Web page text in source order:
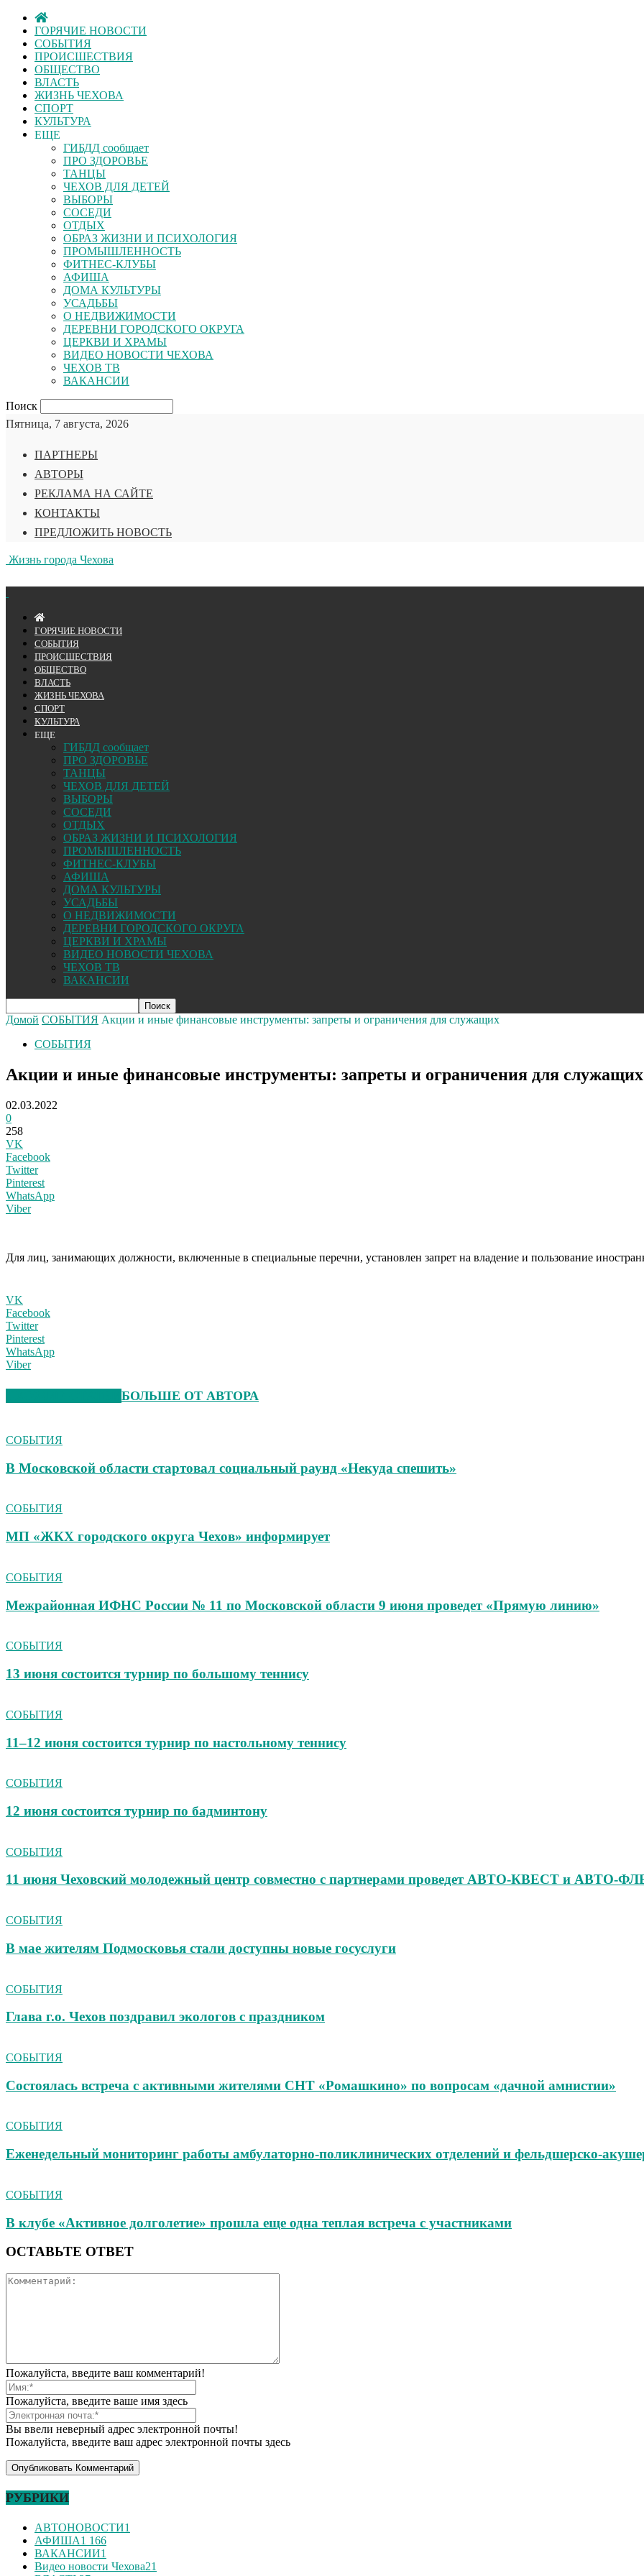
ГОРЯЧИЕ НОВОСТИ
СОБЫТИЯ
ПРОИСШЕСТВИЯ
ОБЩЕСТВО
ВЛАСТЬ
ЖИЗНЬ ЧЕХОВА
СПОРТ
КУЛЬТУРА
ЕЩЕ
ГИБДД сообщает
ПРО ЗДОРОВЬЕ
ТАНЦЫ
ЧЕХОВ ДЛЯ ДЕТЕЙ
ВЫБОРЫ
СОСЕДИ
ОТДЫХ
ОБРАЗ ЖИЗНИ И ПСИХОЛОГИЯ
ПРОМЫШЛЕННОСТЬ
ФИТНЕС-КЛУБЫ
АФИША
ДОМА КУЛЬТУРЫ
УСАДЬБЫ
О НЕДВИЖИМОСТИ
ДЕРЕВНИ ГОРОДСКОГО ОКРУГА
ЦЕРКВИ И ХРАМЫ
ВИДЕО НОВОСТИ ЧЕХОВА
ЧЕХОВ ТВ
ВАКАНСИИ
Поиск
Пятница, 7 августа, 2026
ПАРТНЕРЫ
АВТОРЫ
РЕКЛАМА НА САЙТЕ
КОНТАКТЫ
ПРЕДЛОЖИТЬ НОВОСТЬ
Жизнь города Чехова
ГОРЯЧИЕ НОВОСТИ
СОБЫТИЯ
ПРОИСШЕСТВИЯ
ОБЩЕСТВО
ВЛАСТЬ
ЖИЗНЬ ЧЕХОВА
СПОРТ
КУЛЬТУРА
ЕЩЕ
ГИБДД сообщает
ПРО ЗДОРОВЬЕ
ТАНЦЫ
ЧЕХОВ ДЛЯ ДЕТЕЙ
ВЫБОРЫ
СОСЕДИ
ОТДЫХ
ОБРАЗ ЖИЗНИ И ПСИХОЛОГИЯ
ПРОМЫШЛЕННОСТЬ
ФИТНЕС-КЛУБЫ
АФИША
ДОМА КУЛЬТУРЫ
УСАДЬБЫ
О НЕДВИЖИМОСТИ
ДЕРЕВНИ ГОРОДСКОГО ОКРУГА
ЦЕРКВИ И ХРАМЫ
ВИДЕО НОВОСТИ ЧЕХОВА
ЧЕХОВ ТВ
ВАКАНСИИ
Домой СОБЫТИЯ Акции и иные финансовые инструменты: запреты и ограничения для служащих
СОБЫТИЯ
Акции и иные финансовые инструменты: запреты и ограничения для служащих
02.03.2022
0
258
VK
Facebook
Twitter
Pinterest
WhatsApp
Viber
Для лиц, занимающих должности, включенные в специальные перечни, установлен запрет на владение и пользование
VK
Facebook
Twitter
Pinterest
WhatsApp
Viber
БОЛЬШЕ ОТ АВТОРА
СОБЫТИЯ
В Московской области стартовал социальный раунд «Некуда спешить»
СОБЫТИЯ
МП «ЖКХ городского округа Чехов» информирует
СОБЫТИЯ
Межрайонная ИФНС России № 11 по Московской области 9 июня проведет «Прямую линию»
СОБЫТИЯ
13 июня состоится турнир по большому теннису
СОБЫТИЯ
11–12 июня состоится турнир по настольному теннису
СОБЫТИЯ
12 июня состоится турнир по бадминтону
СОБЫТИЯ
11 июня Чеховский молодежный центр совместно с партнерами проведет АВТО‑КВЕСТ и
СОБЫТИЯ
В мае жителям Подмосковья стали доступны новые госуслуги
СОБЫТИЯ
Глава г.о. Чехов поздравил экологов с праздником
СОБЫТИЯ
Состоялась встреча с активными жителями СНТ «Ромашкино» по вопросам «дачной амнистии»
СОБЫТИЯ
Еженедельный мониторинг работы амбулаторно‑поликлинических отделений и
СОБЫТИЯ
В клубе «Активное долголетие» прошла еще одна теплая встреча с участниками
ОСТАВЬТЕ ОТВЕТ
Пожалуйста, введите ваш комментарий!
Пожалуйста, введите ваше имя здесь
Вы ввели неверный адрес электронной почты!
Пожалуйста, введите ваш адрес электронной почты здесь
РУБРИКИ
АВТОНОВОСТИ1
АФИША1 166
ВАКАНСИИ1
Видео новости Чехова21